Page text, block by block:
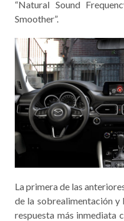
“Natural Sound
Smoother”.
La primera de las
de la sobrealimentación y
respuesta más inmediata